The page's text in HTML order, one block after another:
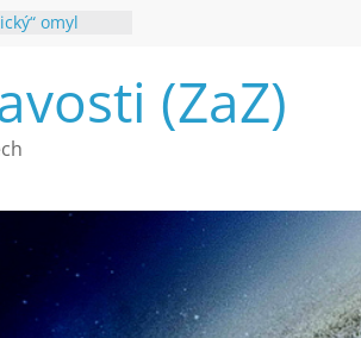
omyl
Záhady
vymírání na
(ZaZ)